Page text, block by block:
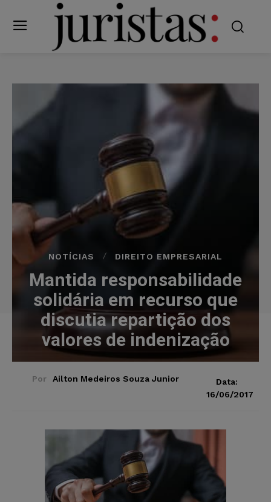
NOTÍCIAS DIREITO EMPRESARIAL
Mantida responsabilidade
solidária em recurso que
discutia repartição dos
valores de indenização
Por Ailton Medeiros Souza Junior
Data:
16/06/2017